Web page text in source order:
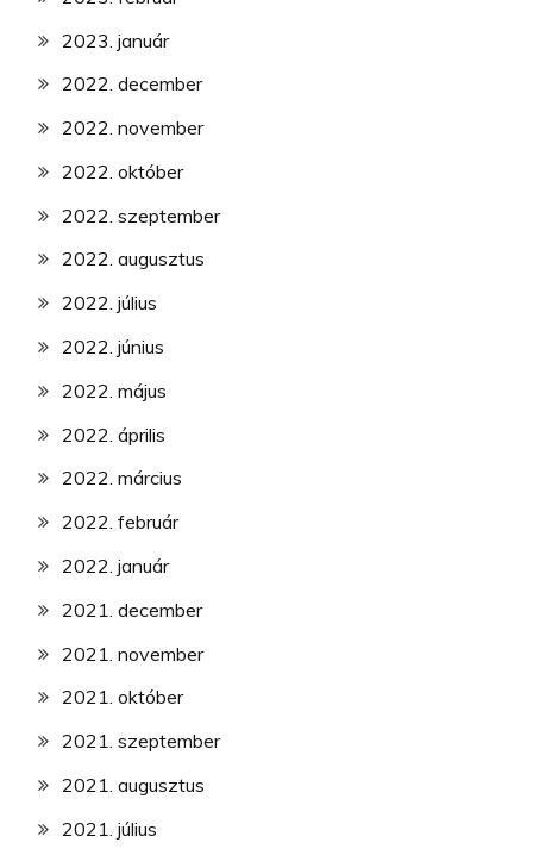
2023. január
2022. december
2022. november
2022. október
2022. szeptember
2022. augusztus
2022. július
2022. június
2022. május
2022. április
2022. március
2022. február
2022. január
2021. december
2021. november
2021. október
2021. szeptember
2021. augusztus
2021. július